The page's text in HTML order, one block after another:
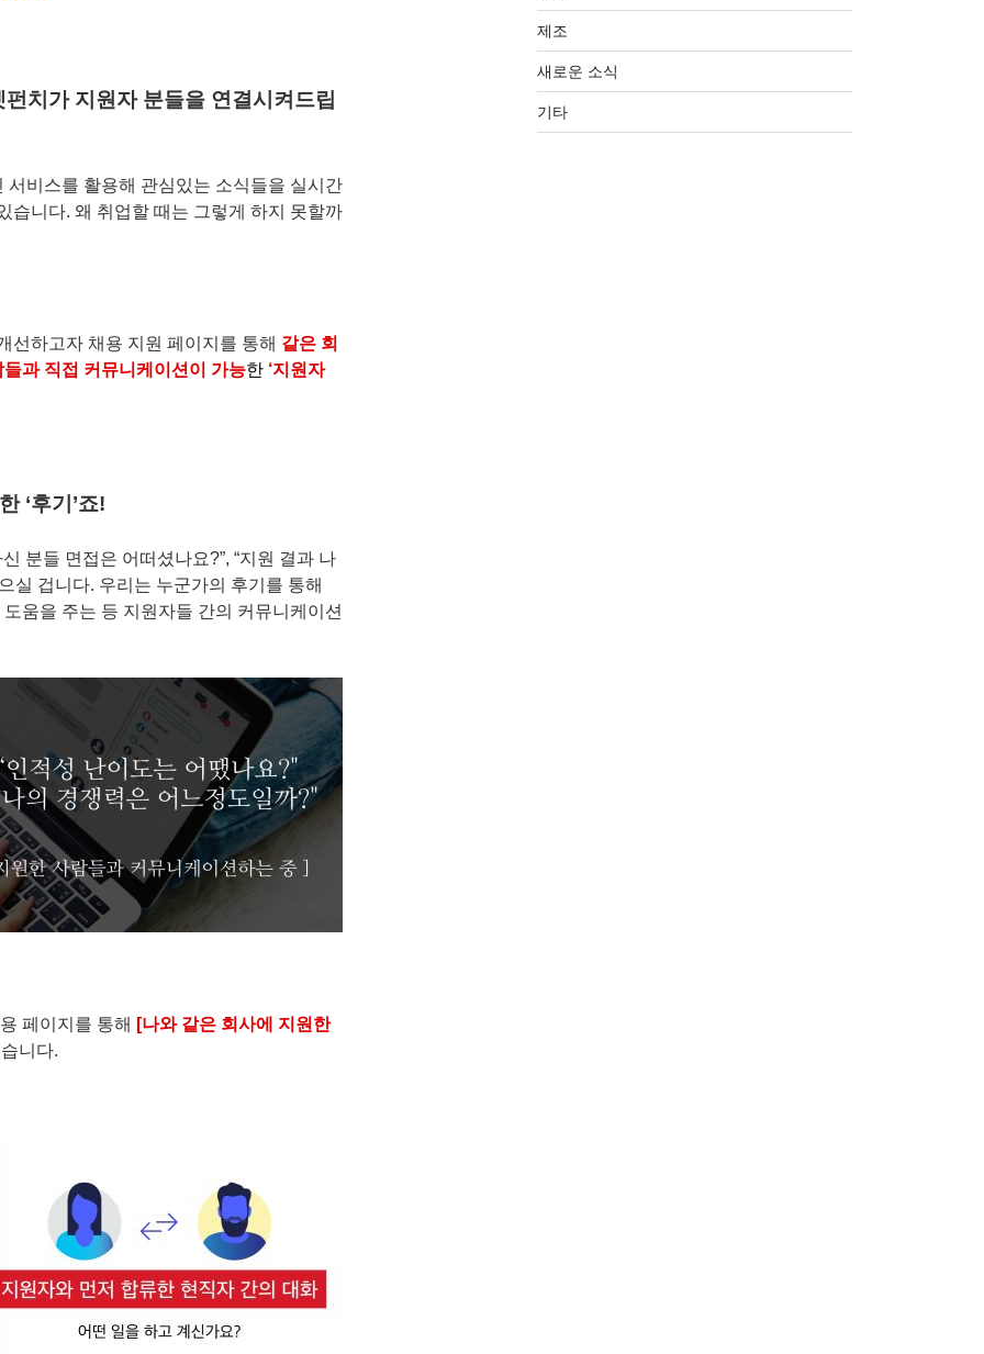
치가 지원자 분들을 연결시켜드립
비스를 활용해 관심있는 소식들을 실시간
습니다. 왜 취업할 때는 그렇게 하지 못할까
선하고자 채용 지원 페이지를 통해 같은 회
과 직접 커뮤니케이션이 가능한 ‘지원자
‘후기’죠!
분들 면접은 어떠셨나요?”, “지원 결과 나
실 겁니다. 우리는 누군가의 후기를 통해
움을 주는 등 지원자들 간의 커뮤니케이션
페이지를 통해 [나와 같은 회사에 지원한
니다.
제조
새로운 소식
기타